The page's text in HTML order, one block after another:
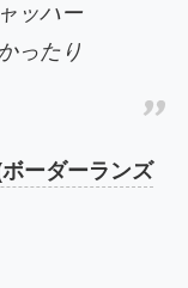
ッハー
ったり
ーダーランズ